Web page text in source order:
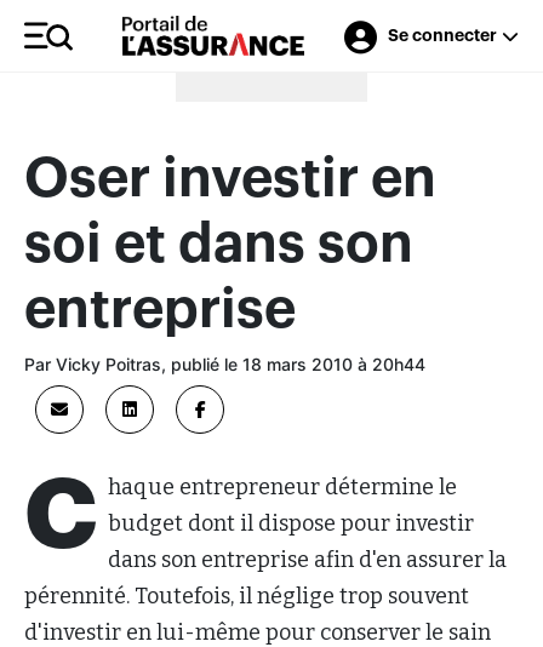
Se connecter
Merci à nos annonceurs
Oser investir en
soi et dans son
entreprise
Par Vicky Poitras, publié le 18 mars 2010 à 20h44
C haque entrepreneur détermine le
budget dont il dispose pour investir
dans son entreprise afin d'en assurer la
pérennité. Toutefois, il néglige trop souvent
d'investir en lui-même pour conserver le sain